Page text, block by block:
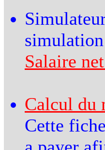
Salaire
Calcul du
Cette